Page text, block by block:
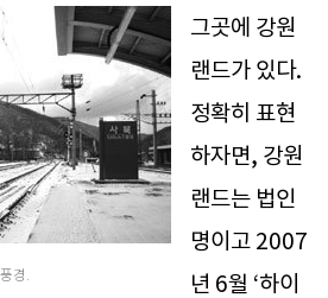
경.
그곳에 강원
랜드가 있다.
정확히 표현
하자면, 강원
랜드는 법인
명이고 2007
년 6월 ‘하이